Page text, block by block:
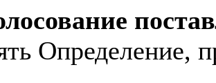
Определение,